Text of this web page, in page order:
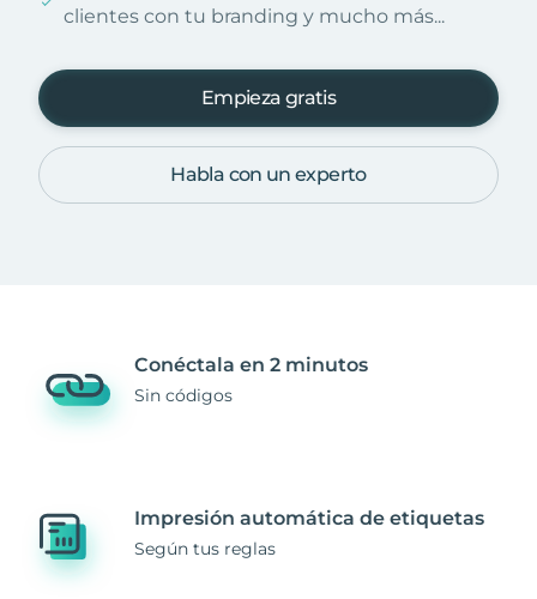
clientes con tu branding y mucho más...
Empieza gratis
Habla con un experto
Conéctala en 2 minutos
Sin códigos
Impresión automática de etiquetas
Según tus reglas